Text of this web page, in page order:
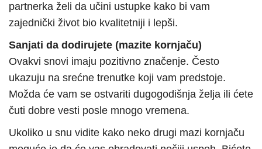
partnerka želi da učini ustupke kako bi vam
zajednički život bio kvalitetniji i lepši.
Sanjati da dodirujete (mazite kornjaču)
Ovakvi snovi imaju pozitivno značenje. Često
ukazuju na srećne trenutke koji vam predstoje.
Možda će vam se ostvariti dugogodišnja želja ili ćete
čuti dobre vesti posle mnogo vremena.
Ukoliko u snu vidite kako neko drugi mazi kornjaču